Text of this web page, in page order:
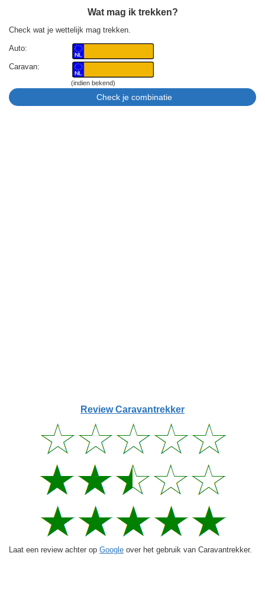
Wat mag ik trekken?
Check wat je wettelijk mag trekken.
Auto:
Caravan:
(indien bekend)
Review Caravantrekker
Laat een review achter op Google over het gebruik van Caravantrekker.